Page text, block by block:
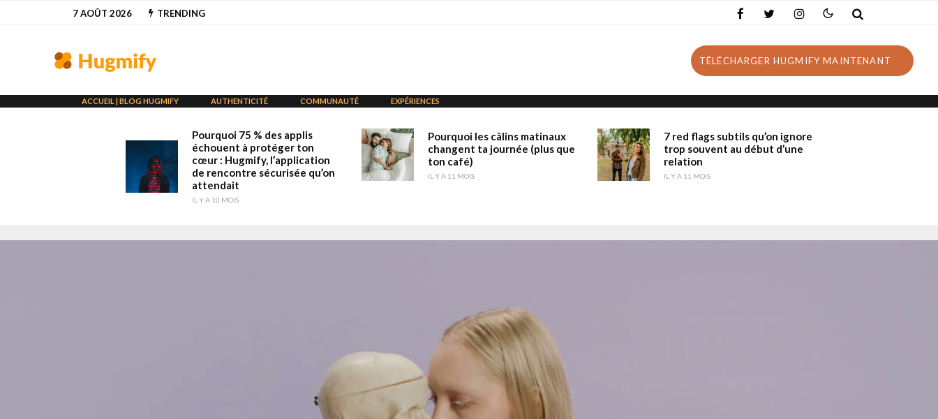
7 AOÛT 2026 TRENDING
TÉLÉCHARGER HUGMIFY MAINTENANT
ACCUEIL | BLOG HUGMIFY AUTHENTICITÉ COMMUNAUTÉ EXPÉRIENCES
Pourquoi 75 % des applis
échouent à protéger ton
cœur : Hugmify, l’application
de rencontre sécurisée qu’on
attendait
IL Y A 10 MOIS
Pourquoi les câlins matinaux
changent ta journée (plus que
ton café)
IL Y A 11 MOIS
7 red flags subtils qu’on ignore
trop souvent au début d’une
relation
IL Y A 11 MOIS